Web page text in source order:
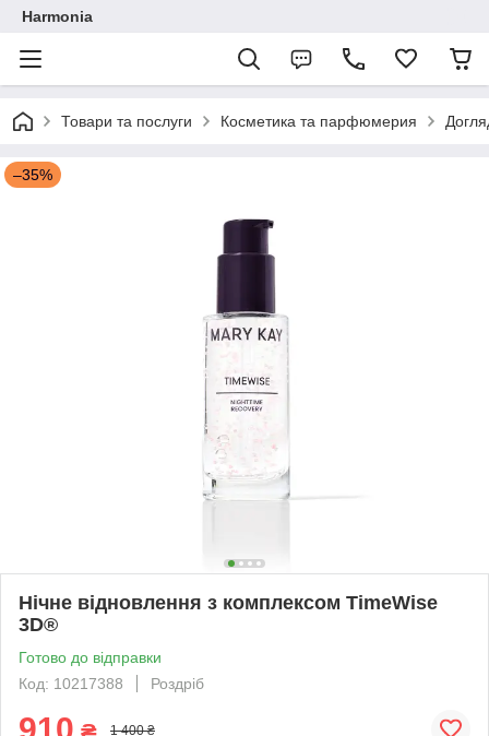
Harmonia
Товари та послуги Косметика та парфюмерия
–35%
Нічне відновлення з комплексом TimeWise
3D®
Готово до відправки
Код: 10217388
Роздріб
910 1 400 ₴